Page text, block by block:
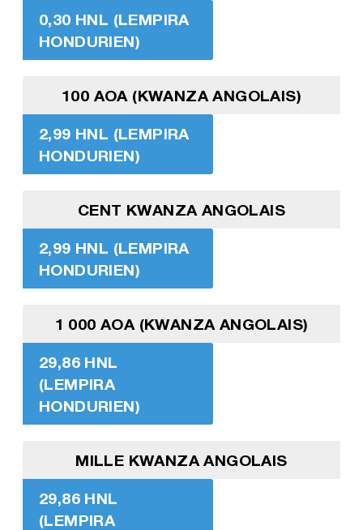
0,30 HNL (LEMPIRA
HONDURIEN)
100 AOA (KWANZA ANGOLAIS)
2,99 HNL (LEMPIRA
HONDURIEN)
CENT KWANZA ANGOLAIS
2,99 HNL (LEMPIRA
HONDURIEN)
1 000 AOA (KWANZA ANGOLAIS)
29,86 HNL
(LEMPIRA
HONDURIEN)
MILLE KWANZA ANGOLAIS
29,86 HNL
(LEMPIRA